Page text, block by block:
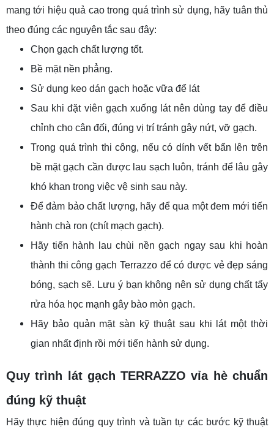
mang tới hiệu quả cao trong quá trình sử dụng, hãy tuân thủ
theo đúng các nguyên tắc sau đây:
Chọn gạch chất lượng tốt.
Bề mặt nền phẳng.
Sử dụng keo dán gạch hoặc vữa để lát
Sau khi đặt viên gạch xuống lát nên dùng tay để điều
chỉnh cho cân đối, đúng vị trí tránh gây nứt, vỡ gạch.
Trong quá trình thi công, nếu có dính vết bẩn lên trên
bề mặt gạch cần được lau sạch luôn, tránh để lâu gây
khó khan trong việc vệ sinh sau này.
Để đảm bảo chất lượng, hãy để qua một đem mới tiến
hành chà ron (chít mạch gạch).
Hãy tiến hành lau chùi nền gạch ngay sau khi hoàn
thành thi công gạch Terrazzo để có được vẻ đẹp sáng
bóng, sạch sẽ. Lưu ý bạn không nên sử dụng chất tẩy
rửa hóa học mạnh gây bào mòn gạch.
Hãy bảo quản mặt sàn kỹ thuật sau khi lát một thời
gian nhất định rồi mới tiến hành sử dụng.
Quy trình lát gạch TERRAZZO vỉa hè chuẩn
đúng kỹ thuật
Hãy thực hiện đúng quy trình và tuần tự các bước kỹ thuật